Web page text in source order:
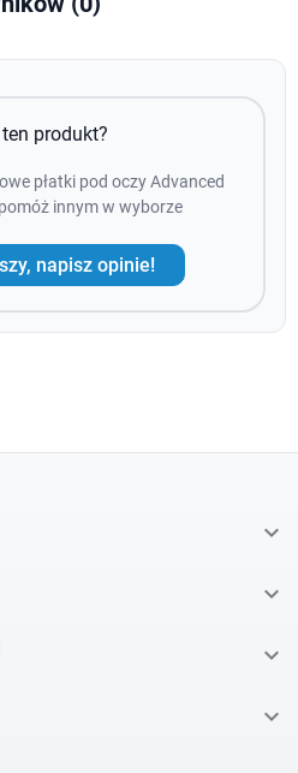
produkt?
płatki pod oczy Advanced
innym w wyborze
napisz opinie!



